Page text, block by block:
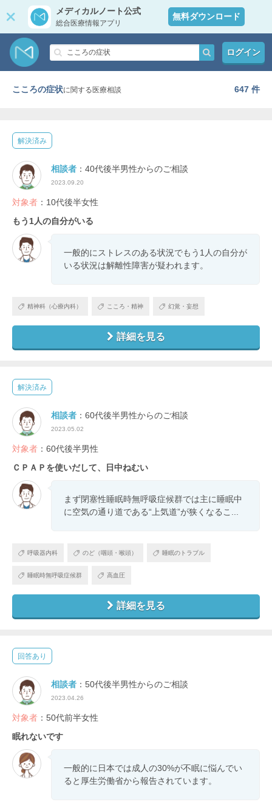
メディカルノート公式
総合医療情報アプリ
無料ダウンロード
ログイン
こころの症状に関する医療相談 647 件
解決済み
相談者 ：40代後半男性からのご相談
2023.09.20
対象者 ：10代後半女性
もう1人の自分がいる
一般的にストレスのある状況でもう1人の自分が
いる状況は解離性障害が疑われます。
精神科（心療内科） こころ・精神 幻覚・妄想
詳細を見る
解決済み
相談者 ：60代後半男性からのご相談
2023.05.02
対象者 ：60代後半男性
ＣＰＡＰを使いだして、日中ねむい
まず閉塞性睡眠時無呼吸症候群では主に睡眠中
に空気の通り道である“上気道”が狭くなるこ...
呼吸器内科 のど（咽頭・喉頭） 睡眠のトラブル
睡眠時無呼吸症候群 高血圧
詳細を見る
回答あり
相談者 ：50代後半男性からのご相談
2023.04.26
対象者 ：50代前半女性
眠れないです
一般的に日本では成人の30%が不眠に悩んでい
ると厚生労働省から報告されています。